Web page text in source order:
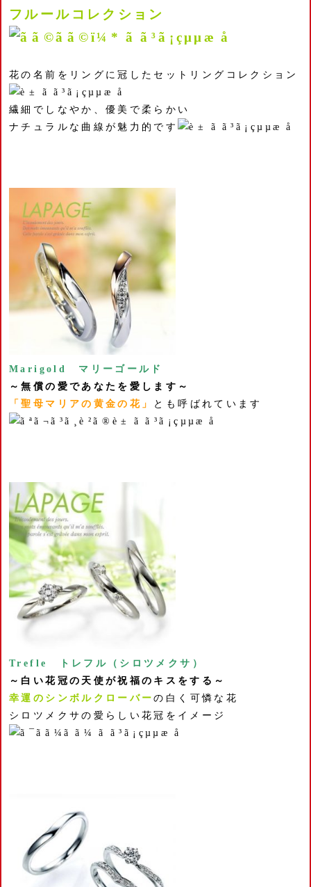
フルールコレクション
花の名前をリングに冠したセットリングコレクション
繊細でしなやか、優美で柔らかい
ナチュラルな曲線が魅力的です
Marigold マリーゴールド
～無償の愛であなたを愛します～
「聖母マリアの黄金の花」
とも呼ばれています
Trefle トレフル（シロツメクサ）
～白い花冠の天使が祝福のキスをする～
幸運のシンボルクローバーの白く可憐な花
シロツメクサの愛らしい花冠をイメージ